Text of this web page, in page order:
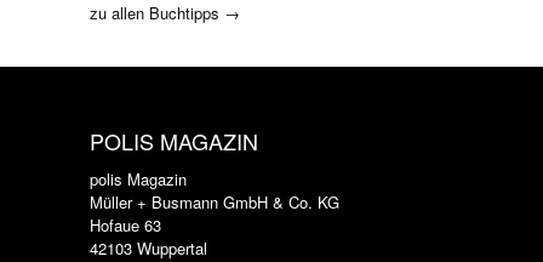
zu allen Buchtipps →
POLIS MAGAZIN
polis Magazin
Müller + Busmann GmbH & Co. KG
Hofaue 63
42103 Wuppertal